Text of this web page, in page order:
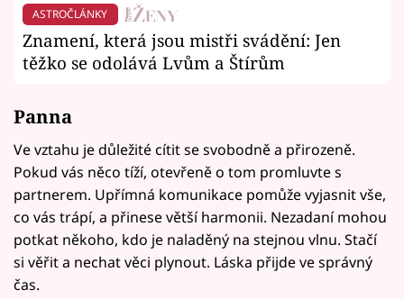
ASTROČLÁNKY
Znamení, která jsou mistři svádění: Jen
těžko se odolává Lvům a Štírům
Panna
Ve vztahu je důležité cítit se svobodně a přirozeně.
Pokud vás něco tíží, otevřeně o tom promluvte s
partnerem. Upřímná komunikace pomůže vyjasnit vše,
co vás trápí, a přinese větší harmonii. Nezadaní mohou
potkat někoho, kdo je naladěný na stejnou vlnu. Stačí
si věřit a nechat věci plynout. Láska přijde ve správný
čas.